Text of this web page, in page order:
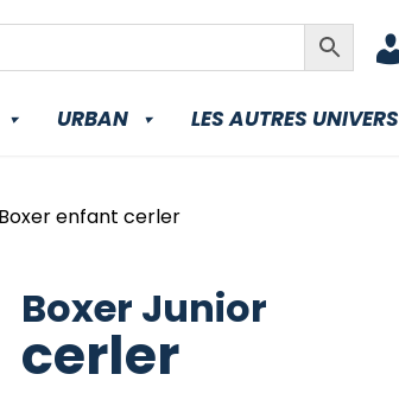
URBAN LES AUTRES UNIVERS
enfant cerler
Boxer Junior
cerler